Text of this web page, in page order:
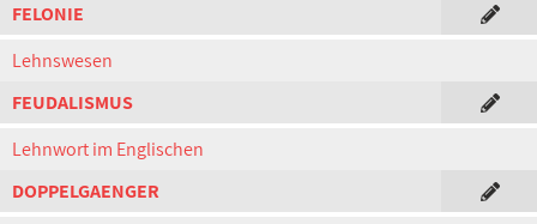
FELONIE
Lehnswesen
FEUDALISMUS
Lehnwort im Englischen
DOPPELGAENGER